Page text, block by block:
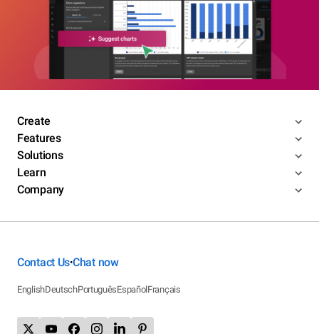
Create
Features
Solutions
Learn
Company
Contact Us•Chat now
EnglishDeutschPortuguêsEspañolFrançais